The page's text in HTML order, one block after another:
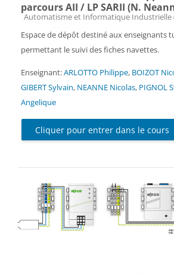
parcours AII / LP SARII (N.
Catégorie de cours
Automatisme et Informatique Industrielle
Espace de dépôt destiné aux enseignants
permettant le suivi des fiches navettes.
Enseignant:ARLOTTO Philippe, BOIZOT
GIBERT Sylvain, NEANNE Nicolas, PIGNOL
Angelique
Cliquer pour entrer dans le cours